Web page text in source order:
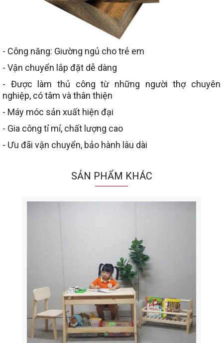
- Công năng: Giường ngủ cho trẻ em
- Vận chuyển lắp đặt dễ dàng
- Được làm thủ công từ những người thợ chuyên
nghiệp, có tâm và thân thiện
- Máy móc sản xuất hiện đại
- Gia công tỉ mỉ, chất lượng cao
- Ưu đãi vận chuyển, bảo hành lâu dài
SẢN PHẨM KHÁC